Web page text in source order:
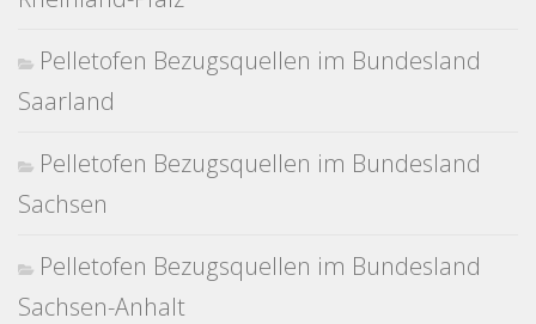
Pelletofen Bezugsquellen im Bundesland
Saarland
Pelletofen Bezugsquellen im Bundesland
Sachsen
Pelletofen Bezugsquellen im Bundesland
Sachsen-Anhalt